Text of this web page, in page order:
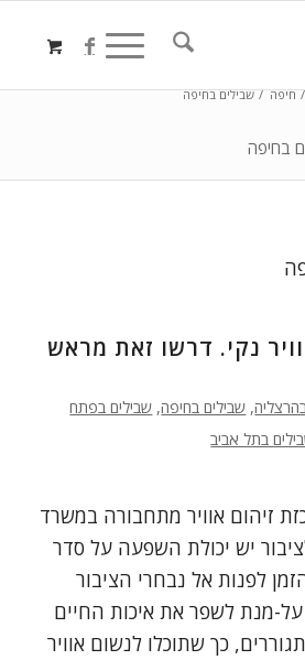
בחיפה
/ חיפה / שבילים בחיפה
נקי. דרשו זאת מראש
, שבילים בחיפה, שבילים בפתח
בתל אביב
זיהום אוויר מתחבורה במשרד
יש יכולת השפעה על סדר
לפנות אל נבחרי הציבור
מנת לשפר את איכות החיים
כך שתוכלו לנשום אוויר